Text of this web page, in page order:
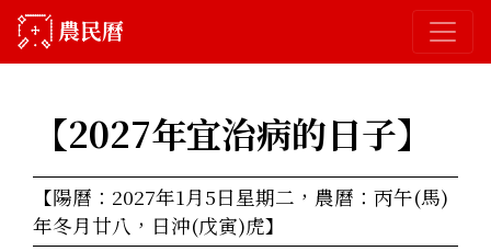
農民曆
【2027年宜治病的日子】
【陽曆：2027年1月5日星期二，農曆：丙午(馬)
年冬月廿八，日沖(戊寅)虎】